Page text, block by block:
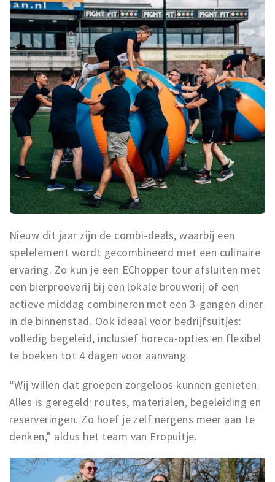
Nieuw dit jaar zijn de combi-deals, waarbij een
spelelement wordt gecombineerd met een culinaire
ervaring. Zo kun je een EChopper tour afsluiten met
een bierproeverij bij een lokale brouwerij of een
actieve middag combineren met een 3-gangen diner
in de binnenstad. Ook ideaal voor bedrijfsuitjes:
volledig begeleid, inclusief horeca-opties en flexibel
te boeken tot 4 dagen voor aanvang.
“Wij willen dat groepen zorgeloos kunnen genieten.
Alles is geregeld: routes, materialen, begeleiding en
reserveringen. Zo hoef je zelf nergens meer aan te
denken,” aldus het team van Eropuitje.